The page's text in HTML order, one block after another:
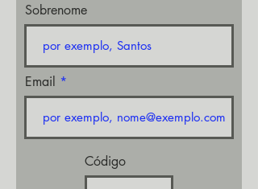
Sobrenome
Email
Código